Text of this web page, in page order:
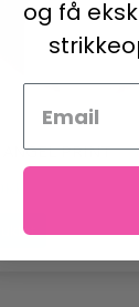
PRINT
og få